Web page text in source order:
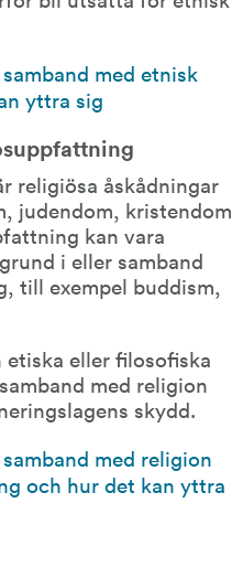
med etnisk
yttra sig
religiösa åskådningar
judendom, kristendom
kan vara
i eller samband
till exempel buddism,
eller filosofiska
med religion
skydd.
med religion
och hur det kan yttra